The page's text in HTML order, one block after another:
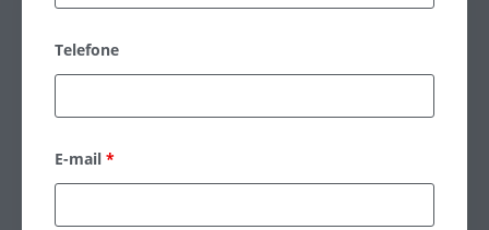
Telefone
E-mail *